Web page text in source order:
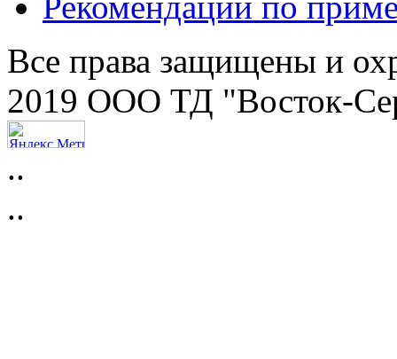
Все права защищены и
2019 ООО ТД "Восток-
..
..